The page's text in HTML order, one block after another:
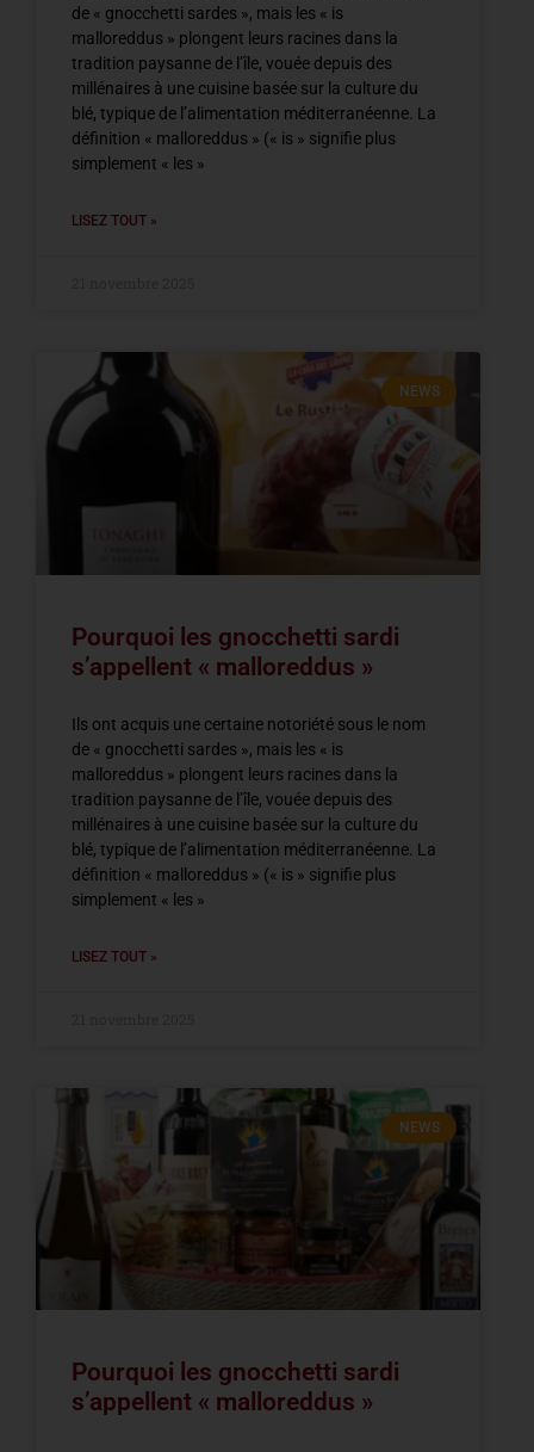
de « gnocchetti sardes », mais les « is
malloreddus » plongent leurs racines dans la
tradition paysanne de l’île, vouée depuis des
millénaires à une cuisine basée sur la culture du
blé, typique de l’alimentation méditerranéenne. La
définition « malloreddus » (« is » signifie plus
simplement « les »
LISEZ TOUT »
NEWS
Pourquoi les gnocchetti sardi
s’appellent « malloreddus »
Ils ont acquis une certaine notoriété sous le nom
de « gnocchetti sardes », mais les « is
malloreddus » plongent leurs racines dans la
tradition paysanne de l’île, vouée depuis des
millénaires à une cuisine basée sur la culture du
blé, typique de l’alimentation méditerranéenne. La
définition « malloreddus » (« is » signifie plus
simplement « les »
LISEZ TOUT »
NEWS
Pourquoi les gnocchetti sardi
s’appellent « malloreddus »